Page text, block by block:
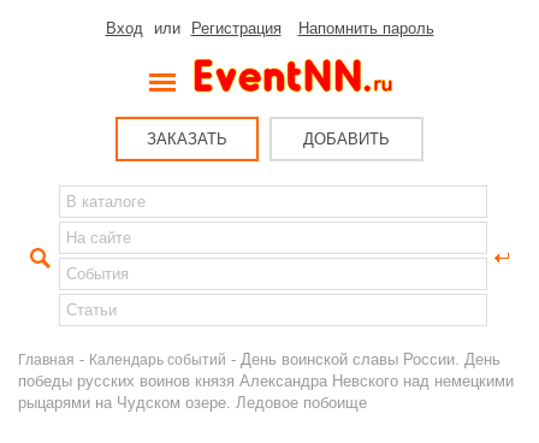
Вход или Регистрация Напомнить пароль
ЗАКАЗАТЬ ДОБАВИТЬ
Главная - Календарь событий - День воинской славы России. День
победы русских воинов князя Александра Невского над немецкими
рыцарями на Чудском озере. Ледовое побоище